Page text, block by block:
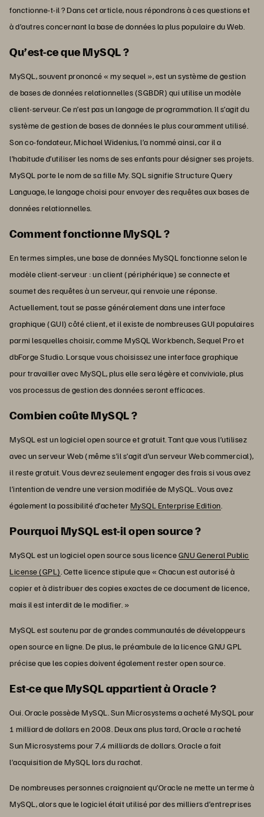
fonctionne-t-il ? Dans cet article, nous répondrons à ces questions et
à d’autres concernant la base de données la plus populaire du Web.
Qu’est-ce que MySQL ?
MySQL, souvent prononcé « my sequel », est un système de gestion
de bases de données relationnelles (SGBDR) qui utilise un modèle
client-serveur. Ce n’est pas un langage de programmation. Il s’agit du
système de gestion de bases de données le plus couramment utilisé.
Son co-fondateur, Michael Widenius, l’a nommé ainsi, car il a
l’habitude d’utiliser les noms de ses enfants pour désigner ses projets.
MySQL porte le nom de sa fille My. SQL signifie Structure Query
Language, le langage choisi pour envoyer des requêtes aux bases de
données relationnelles.
Comment fonctionne MySQL ?
En termes simples, une base de données MySQL fonctionne selon le
modèle client-serveur : un client (périphérique) se connecte et
soumet des requêtes à un serveur, qui renvoie une réponse.
Actuellement, tout se passe généralement dans une interface
graphique (GUI) côté client, et il existe de nombreuses GUI populaires
parmi lesquelles choisir, comme MySQL Workbench, Sequel Pro et
dbForge Studio. Lorsque vous choisissez une interface graphique
pour travailler avec MySQL, plus elle sera légère et conviviale, plus
vos processus de gestion des données seront efficaces.
Combien coûte MySQL ?
MySQL est un logiciel open source et gratuit. Tant que vous l’utilisez
avec un serveur Web (même s’il s’agit d’un serveur Web commercial),
il reste gratuit. Vous devrez seulement engager des frais si vous avez
l’intention de vendre une version modifiée de MySQL. Vous avez
également la possibilité d’acheterMySQL Enterprise Edition
Pourquoi MySQL est-il open source ?
MySQL est un logiciel open source sous licenceGNU General Public
License (GPL) . Cette licence stipule que « Chacun est autorisé à
copier et à distribuer des copies exactes de ce document de licence,
mais il est interdit de le modifier. »
MySQL est soutenu par de grandes communautés de développeurs
open source en ligne. De plus, le préambule de la licence GNU GPL
précise que les copies doivent également rester open source.
Est-ce que MySQL appartient à Oracle ?
Oui. Oracle possède MySQL. Sun Microsystems a acheté MySQL pour
1 milliard de dollars en 2008. Deux ans plus tard, Oracle a racheté
Sun Microsystems pour 7,4 milliards de dollars. Oracle a fait
l’acquisition de MySQL lors du rachat.
De nombreuses personnes craignaient qu’Oracle ne mette un terme à
MySQL, alors que le logiciel était utilisé par des milliers d’entreprises